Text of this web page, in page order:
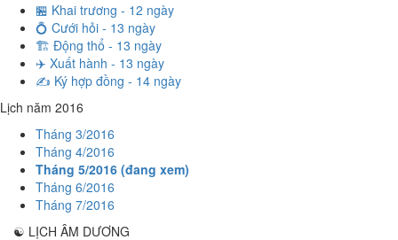
🏪 Khai trương - 12 ngày
💍 Cưới hỏi - 13 ngày
🏗️ Động thổ - 13 ngày
✈️ Xuất hành - 13 ngày
✍️ Ký hợp đồng - 14 ngày
Lịch năm 2016
Tháng 3/2016
Tháng 4/2016
Tháng 5/2016 (đang xem)
Tháng 6/2016
Tháng 7/2016
☯ LỊCH ÂM DƯƠNG